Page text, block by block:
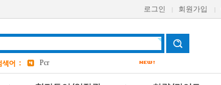
로그인 회원가입
grand
2
a one
bangkok
4
Pcr